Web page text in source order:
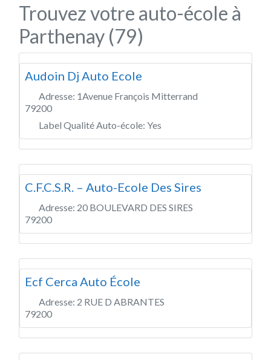
Trouvez votre auto-école à
Parthenay (79)
Audoin Dj Auto Ecole
Adresse: 1Avenue François Mitterrand
79200
Label Qualité Auto-école: Yes
C.F.C.S.R. – Auto-Ecole Des Sires
Adresse: 20 BOULEVARD DES SIRES
79200
Ecf Cerca Auto École
Adresse: 2 RUE D ABRANTES
79200